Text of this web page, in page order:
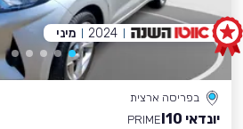
בפריסה ארצית
יונדאי I10
PRIME
2024 מיני